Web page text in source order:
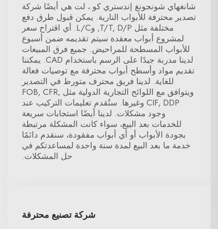
شانغهاي شونجونغ إندستري كو.، لت هي أيضًا شركة
تصدير محترفة للأبواب النارية. يمكن قبول طرق دفع
مختلفة مثل T/T, D/P, وL/C. أي اقتراح سعر
لمشروع أبواب معقدة سيتم تقديمه ضمن أسبوع
للأبواب المسطحة للمراحيض. جميع فرق المبيعات
لدينا مدربة جيدًا على الرسم باستخدام CAD. يمكننا
تقديم مواد وأسطح أبواب محترفة مع توصيات فعالة
للغاية. لدينا فريق محترف متورط في التصدير
ويتوافق مع اللوائح التجارية الدولية مثل FOB, CFR,
CIF, DDP وغيرها. ستُقدم تعليمات التركيب عند
وجود مشكلات. لدينا أيضًا استجابات سريعة
للخدمات بعد البيع، سواء كانت المشكلة مرتبطة
بجودة الأبواب أو أي أبواب مفقودة، سنقدم دائمًا
خدمة ما بعد البيع لمدة سنة واحدة لمساعدتكم في
حل المشكلات.
شركة تصنيع محترفة